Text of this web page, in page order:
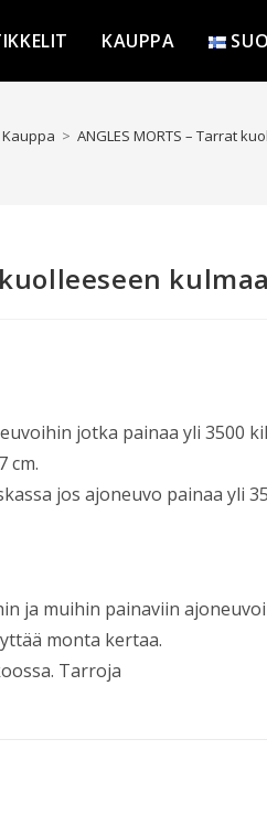
KAUPPA
Kauppa > ANGLES MORTS – Tarrat
kuolleeseen
jotka painaa yli 3500
cm.
jos ajoneuvo painaa yli
ja muihin painaviin
monta kertaa.
Tarroja